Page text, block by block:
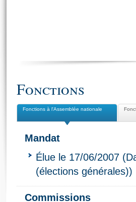
Fonctions
Fonctions à l'Assemblée nationale
Mandat
Élue le 17/06/2007
(élections générales))
Commissions